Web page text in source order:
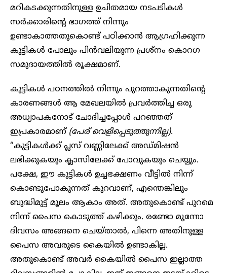
മറികടക്കുന്നതിനുള്ള ഉചിതമായ നടപടികൾ
സർക്കാരിന്റെ ഭാ​ഗത്ത് നിന്നും
ഉണ്ടാകാത്തതുകൊണ്ട് പഠിക്കാൻ ആഗ്രഹിക്കുന്ന
കുട്ടികൾ പോലും പിൻവലിയുന്ന പ്രശ്നം കൊറ​ഗ‍
സമുദായത്തിൽ രൂക്ഷമാണ്.
കുട്ടികൾ പഠനത്തിൽ നിന്നും പുറത്താകുന്നതിന്റെ
കാരണങ്ങൾ ആ മേഖലയിൽ പ്രവർത്തിച്ച ഒരു
അധ്യാപകനോട്‌ ചോദിച്ചപ്പോൾ പറഞ്ഞത്
ഇപ്രകാരമാണ് (പേര് വെളിപ്പെടുത്തുന്നില്ല).
“കുട്ടികൾക്ക് പ്ലസ് വണ്ണിലേക്ക് അഡ്മിഷൻ
ലഭിക്കുകയും ക്ലാസിലേക്ക് പോവുകയും ചെയ്യും.
പക്ഷേ, ഈ കുട്ടികൾ ഉച്ചഭക്ഷണം വീട്ടിൽ നിന്ന്
കൊണ്ടുപോകുന്നത് കുറവാണ്, എന്തെങ്കിലും
ബുദ്ധിമുട്ട് മൂലം ആകാം അത്. അതുകൊണ്ട് പുറമെ
നിന്ന് പൈസ കൊടുത്ത് കഴിക്കും. രണ്ടോ മൂന്നോ
ദിവസം അങ്ങനെ ചെയ്താൽ, പിന്നെ അതിനുള്ള
പൈസ അവരുടെ കൈയിൽ ഉണ്ടാകില്ല.
അതുകൊണ്ട് അവർ കൈയിൽ പൈസ ഇല്ലാത്ത